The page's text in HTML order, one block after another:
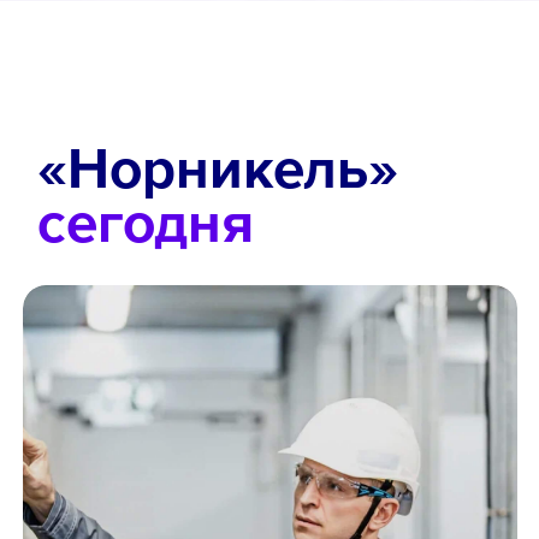
Video Player is loading.
Play Video
PauseSkip Backward
Skip Forward
Unmute
«Норникель»
сегодня